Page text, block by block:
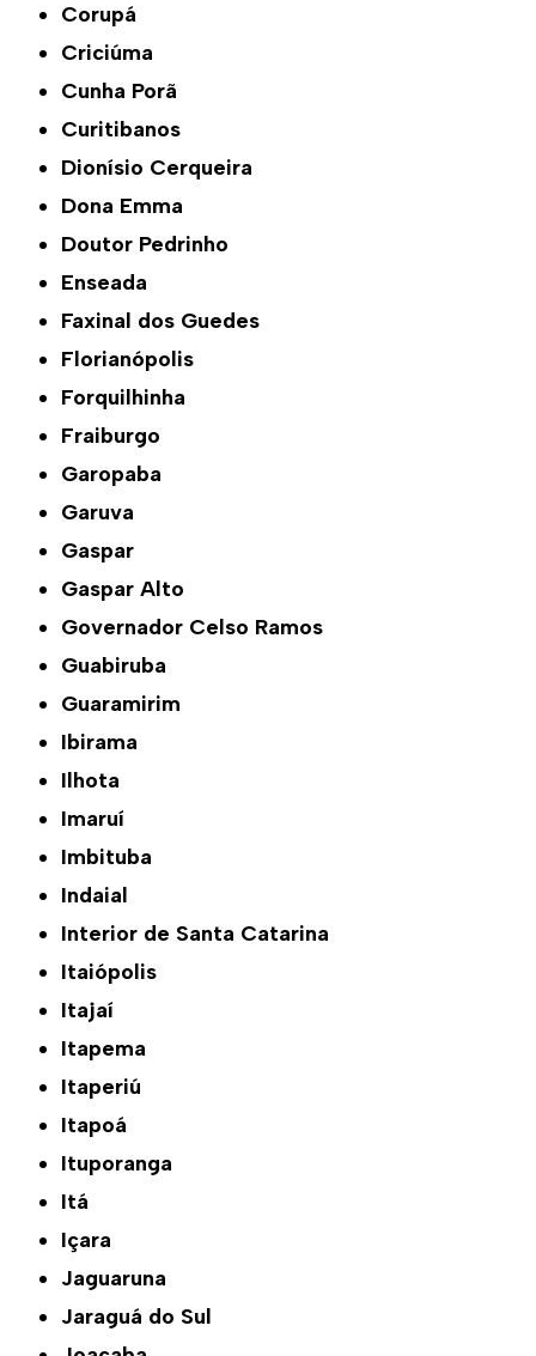
Corupá
Criciúma
Cunha Porã
Curitibanos
Dionísio Cerqueira
Dona Emma
Doutor Pedrinho
Enseada
Faxinal dos Guedes
Florianópolis
Forquilhinha
Fraiburgo
Garopaba
Garuva
Gaspar
Gaspar Alto
Governador Celso Ramos
Guabiruba
Guaramirim
Ibirama
Ilhota
Imaruí
Imbituba
Indaial
Interior de Santa Catarina
Itaiópolis
Itajaí
Itapema
Itaperiú
Itapoá
Ituporanga
Itá
Içara
Jaguaruna
Jaraguá do Sul